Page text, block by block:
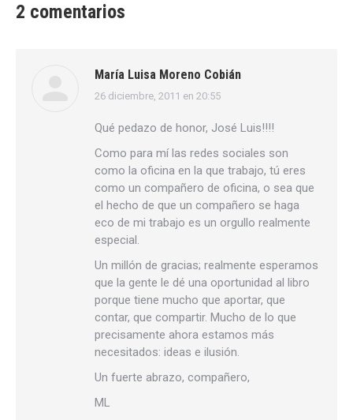
2 comentarios
María Luisa Moreno Cobián
dice:
26 diciembre, 2011 en 20:55
Qué pedazo de honor, José Luis!!!!
Como para mí las redes sociales son
como la oficina en la que trabajo, tú eres
como un compañero de oficina, o sea que
el hecho de que un compañero se haga
eco de mi trabajo es un orgullo realmente
especial.
Un millón de gracias; realmente esperamos
que la gente le dé una oportunidad al libro
porque tiene mucho que aportar, que
contar, que compartir. Mucho de lo que
precisamente ahora estamos más
necesitados: ideas e ilusión.
Un fuerte abrazo, compañero,
ML